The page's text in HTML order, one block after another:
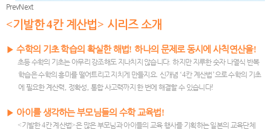
PrevNext
<기발한4칸 계산법> 시리즈 소개
▶ 수학의 기초 학습의 확실한 해법!하나의 문제로 동시에 사칙연산을!
초등 수학의 기초는 아무리 강조해도 지나치지 않습니다.하지만 지루한 숫자 나열식 반복
학습은 수학의 흥미를 떨어트리고 지치게 만들지요. 신개념 ‘4칸 계산법’으로 수학의 기초
에 필요한 계산력, 정확성, 통합 사고력까지 한 번에 해결할 수 있습니다!
▶ 아이를 생각하는 부모님들의 수학 교육법!
<기발한4칸 계산법>은 많은 부모님과 아이들의 교육 행사를 기획하는 일본의 교육단체